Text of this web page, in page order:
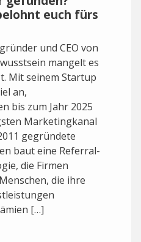
euch fürs
und CEO von
mangelt es
Mit seinem Startup
an,
bis zum Jahr 2025
Marketingkanal
gegründete
baut eine Referral-
die Firmen
die ihre
[…]